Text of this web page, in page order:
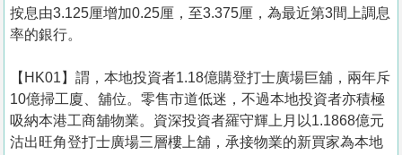
按息由3.125厘增加0.25厘，至3.375厘，為最近第3間上調息
率的銀行。
【HK01】謂，本地投資者1.18億購登打士廣場巨舖，兩年斥
10億掃工廈、舖位。零售市道低迷，不過本地投資者亦積極
吸納本港工商舖物業。資深投資者羅守輝上月以1.1868億元
沽出旺角登打士廣場三層樓上舖，承接物業的新買家為本地